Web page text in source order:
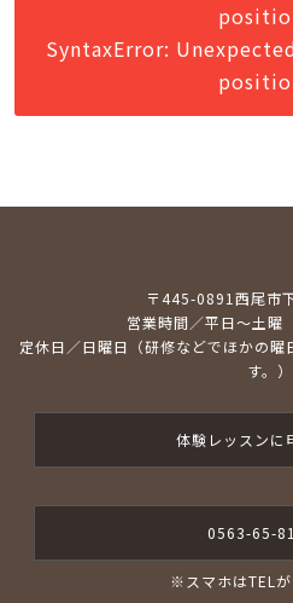
SyntaxError:
〒445-0891西尾市
営業時間／平日～土
定休日／日曜日（研修などでほかの
す。）
体験レッスンに
0563-65-
※スマホはTEL